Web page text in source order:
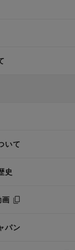
いて
史
画
パン